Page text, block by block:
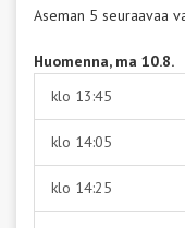
Aseman 5 seuraavaa
Huomenna, ma 10.8.
klo 13:45
klo 14:05
klo 14:25